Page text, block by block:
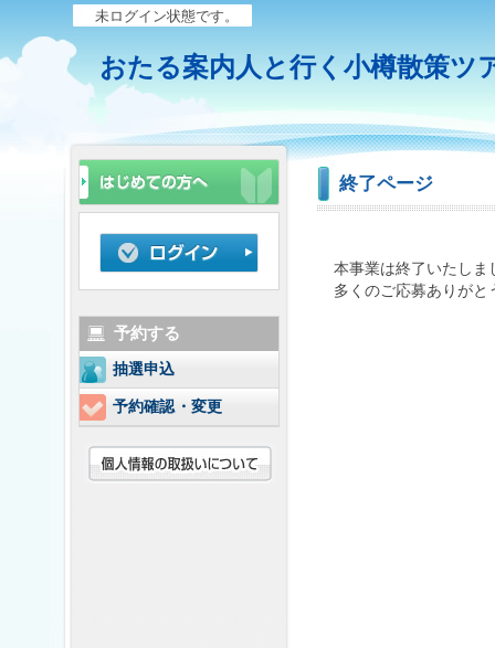
未ログイン状態です。
おたる案内人と行く小樽散策
予約する
抽選申込
予約確認・変更
終了ページ
本事業は終了いたしま
多くのご応募ありがと